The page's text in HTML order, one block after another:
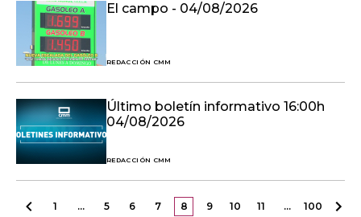
El campo - 04/08/2026
REDACCIÓN CMM
Último boletín informativo 16:00h
04/08/2026
REDACCIÓN CMM
1 … 5 6 7 8 9 10 11 … 100